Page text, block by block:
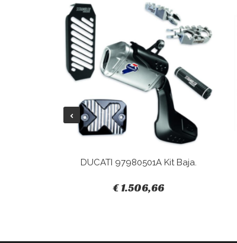
DUCATI 97980501A Kit Baja.
€ 1.506,66